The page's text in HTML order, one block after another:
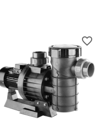
favorite_border